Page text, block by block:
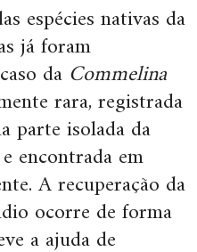
espécies nativas da
já foram
da Commelina
rara, registrada
parte isolada da
encontrada em
A recuperação da
ocorre de forma
a ajuda de